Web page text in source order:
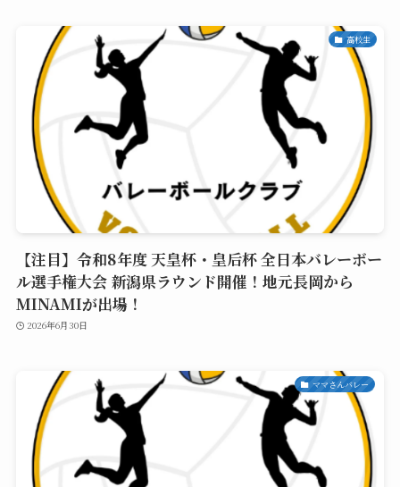
高校生
【注目】令和8年度 天皇杯・皇后杯 全日本バレーボー
ル選手権大会 新潟県ラウンド開催！地元長岡から
MINAMIが出場！
2026年6月30日
ママさんバレー